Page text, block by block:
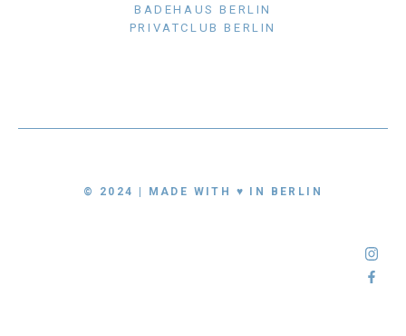
BADEHAUS BERLIN
PRIVATCLUB BERLIN
© 2024 | MADE WITH ♥ IN BERLIN